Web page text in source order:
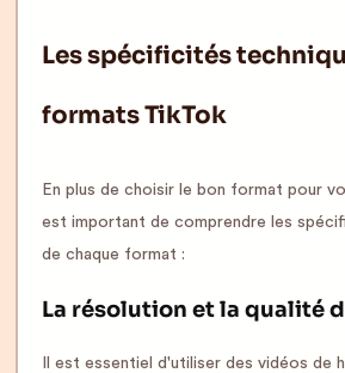
Les spécificités
formats TikTok
En plus de choisir le bon format pour
est important de comprendre les
de chaque format :
La résolution et la qualité
Il est essentiel d'utiliser des vidéos de